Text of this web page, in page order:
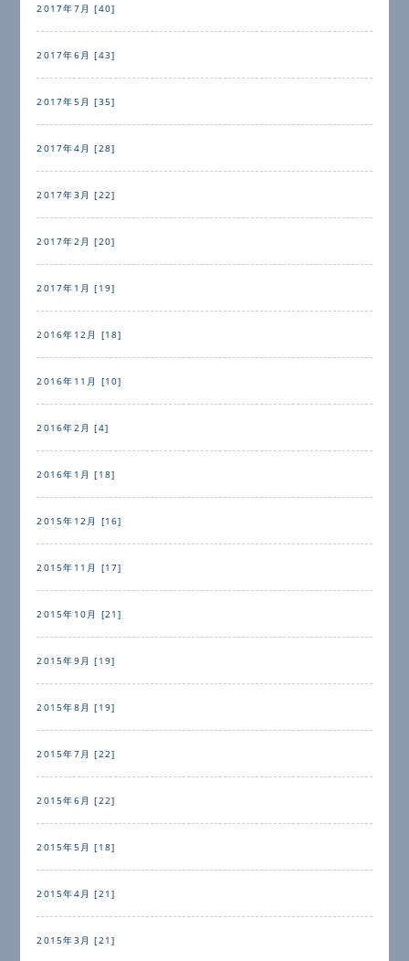
2017年7月 [40]
2017年6月 [43]
2017年5月 [35]
2017年4月 [28]
2017年3月 [22]
2017年2月 [20]
2017年1月 [19]
2016年12月 [18]
2016年11月 [10]
2016年2月 [4]
2016年1月 [18]
2015年12月 [16]
2015年11月 [17]
2015年10月 [21]
2015年9月 [19]
2015年8月 [19]
2015年7月 [22]
2015年6月 [22]
2015年5月 [18]
2015年4月 [21]
2015年3月 [21]